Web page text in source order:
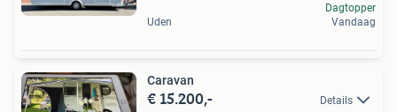
Uden
Dagtopper
Vandaag
Caravan
€ 15.200,- Details